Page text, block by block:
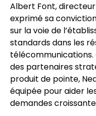
Albert Font,
exprimé sa
sur la voie de
standards dans les
télécommunications.
des partenaires
produit de pointe,
équipée pour aider
demandes